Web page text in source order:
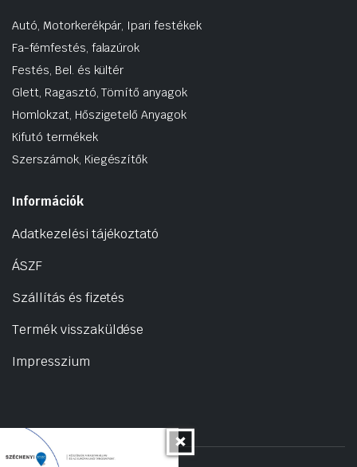
Autó, Motorkerékpár, Ipari festékek
Fa-fémfestés, falazúrok
Festés, Bel. és kültér
Glett, Ragasztó, Tömítő anyagok
Homlokzat, Hőszigetelő Anyagok
Kifutó termékek
Szerszámok, Kiegészítők
Információk
Adatkezelési tájékoztató
ÁSZF
Szállítás és fizetés
Termék visszaküldése
Impresszium